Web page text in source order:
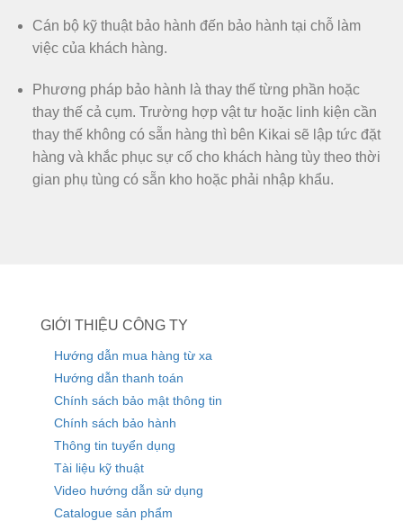
Cán bộ kỹ thuật bảo hành đến bảo hành tại chỗ làm
việc của khách hàng.
Phương pháp bảo hành là thay thế từng phần hoặc
thay thế cả cụm. Trường hợp vật tư hoặc linh kiện cần
thay thế không có sẵn hàng thì bên Kikai sẽ lập tức đặt
hàng và khắc phục sự cố cho khách hàng tùy theo thời
gian phụ tùng có sẵn kho hoặc phải nhập khẩu.
GIỚI THIỆU CÔNG TY
Hướng dẫn mua hàng từ xa
Hướng dẫn thanh toán
Chính sách bảo mật thông tin
Chính sách bảo hành
Thông tin tuyển dụng
Tài liệu kỹ thuật
Video hướng dẫn sử dụng
Catalogue sản phẩm